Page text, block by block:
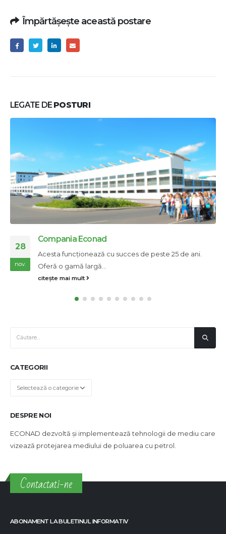
Împărtășește această postare
LEGATE DE POSTURI
23
nov.
Platforme petroliere majore pe apă
La 240 km în largul coastei Louisianei, în Golful Mexic,
unde marea...
citește mai mult
CATEGORII
Categorii
DESPRE NOI
ECONAD dezvoltă și implementează tehnologii de mediu care
vizează protejarea mediului de poluarea cu petrol.
Contactati-ne
ABONAMENT LA BULETINUL INFORMATIV